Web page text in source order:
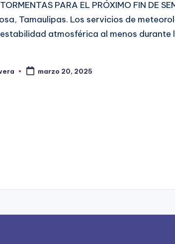
PARA EL PRÓXIMO FIN DE
Tamaulipas. Los servicios de
atmosférica al menos durante
marzo 20, 2025